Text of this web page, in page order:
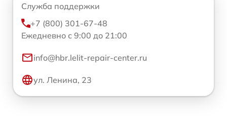
Служба поддержки
+7 (800) 301-67-48
Ежедневно с 9:00 до 21:00
info@hbr.lelit-repair-center.ru
ул. Ленина, 23